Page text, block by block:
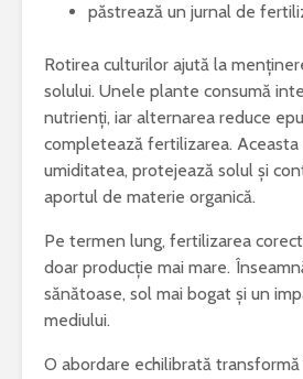
păstrează un jurnal de
Rotirea culturilor ajută la
solului. Unele plante consumă
nutrienți, iar alternarea reduce
completează fertilizarea.
umiditatea, protejează solul și
aportul de materie organică.
Pe termen lung, fertilizarea
doar producție mai mare.
sănătoase, sol mai bogat și un
mediului.
O abordare echilibrată